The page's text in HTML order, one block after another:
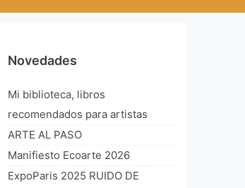
Novedades
Mi biblioteca, libros
recomendados para artistas
ARTE AL PASO
Manifiesto Ecoarte 2026
ExpoParis 2025 RUIDO DE